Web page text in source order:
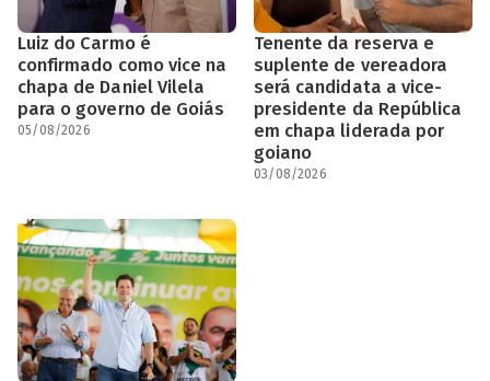
Luiz do Carmo é
confirmado como vice na
chapa de Daniel Vilela
para o governo de Goiás
05/08/2026
Tenente da reserva e
suplente de vereadora
será candidata a vice-
presidente da República
em chapa liderada por
goiano
03/08/2026